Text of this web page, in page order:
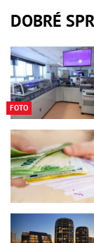
DOBRÉ
FOTO